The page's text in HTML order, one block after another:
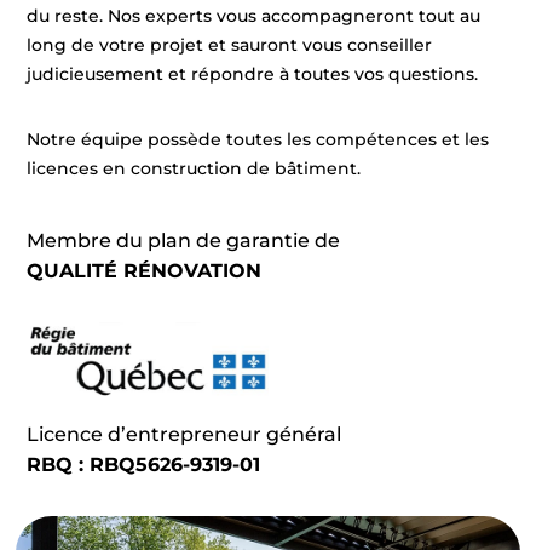
du reste. Nos experts vous accompagneront tout au
long de votre projet et sauront vous conseiller
judicieusement et répondre à toutes vos questions.
Notre équipe possède toutes les compétences et les
licences en construction de bâtiment.
Membre du plan de garantie de
QUALITÉ RÉNOVATION
Licence d’entrepreneur général
RBQ : RBQ5626-9319-01